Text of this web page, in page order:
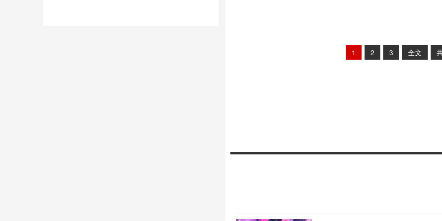
1 2 3 全文